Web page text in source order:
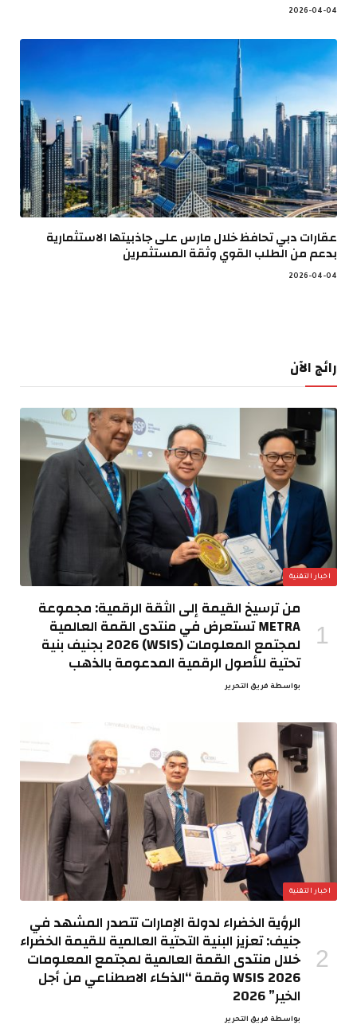
2026-04-04
عقارات دبي تحافظ خلال مارس على جاذبيتها الاستثمارية
بدعم من الطلب القوي وثقة المستثمرين
2026-04-04
رائج الآن
اخبار التقنية
من ترسيخ القيمة إلى الثقة الرقمية: مجموعة
METRA تستعرض في منتدى القمة العالمية
لمجتمع المعلومات (WSIS) 2026 بجنيف بنية
تحتية للأصول الرقمية المدعومة بالذهب
بواسطة فريق التحرير
اخبار التقنية
الرؤية الخضراء لدولة الإمارات تتصدر المشهد في
جنيف: تعزيز البنية التحتية العالمية للقيمة الخضراء
خلال منتدى القمة العالمية لمجتمع المعلومات
WSIS 2026 وقمة “الذكاء الاصطناعي من أجل
الخير” 2026
بواسطة فريق التحرير